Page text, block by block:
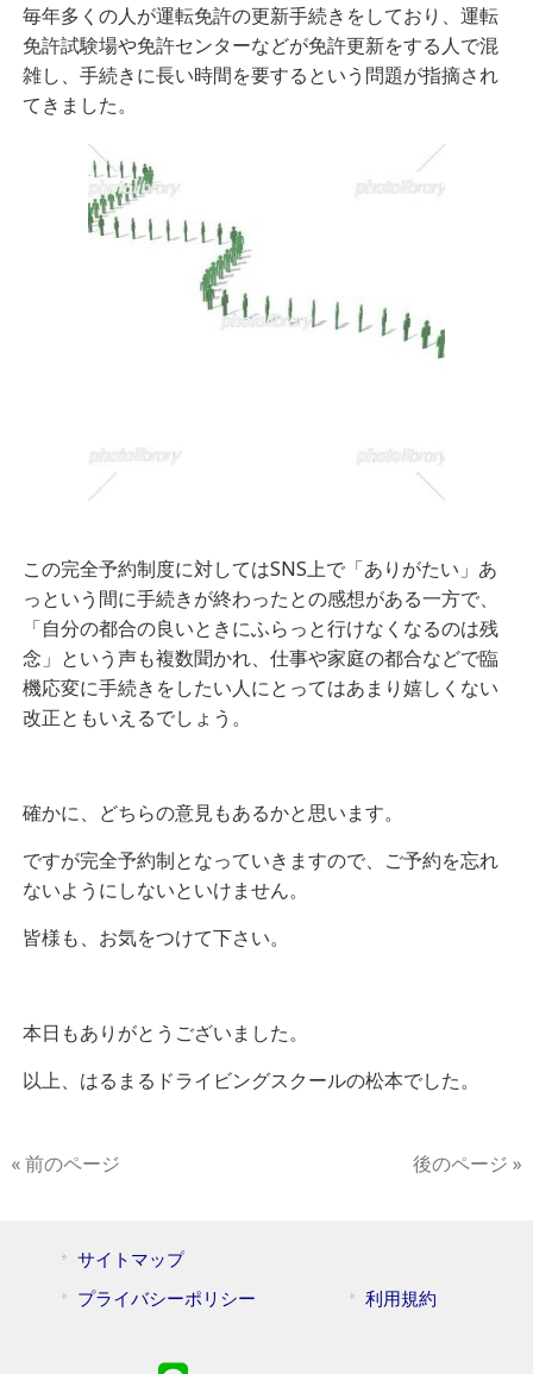
毎年多くの人が運転免許の更新手続きをしており、 運転
免許試験場や免許センターなどが免許更新をする人で混
雑し、手続きに長い時間を要するという問題が指摘され
てきました。
この完全予約制度に対してはSNS上で「ありがたい」あ
っという間に手続きが終わったとの感想がある一方で、
「自分の都合の良いときにふらっと行けなくなるのは残
念」という声も複数聞かれ、仕事や家庭の都合などで臨
機応変に手続きをしたい人にとってはあまり嬉しくない
改正ともいえるでしょう。
確かに、どちらの意見もあるかと思います。
ですが完全予約制となっていきますので、ご予約を忘れ
ないようにしないといけません。
皆様も、お気をつけて下さい。
本日もありがとうございました。
以上、はるまるドライビングスクールの松本でした。
« 前のページ 後のページ »
サイトマップ
プライバシーポリシー
利用規約